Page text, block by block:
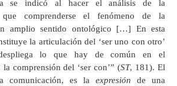
se indicó al hacer el análisis de la
que comprenderse el fenómeno de la
amplio sentido ontológico […] En esta
la articulación del ‘ser uno con otro’
lo que hay de común en el
la comprensión del ‘ser con’” (ST, 181). El
comunicación, es la expresión de una